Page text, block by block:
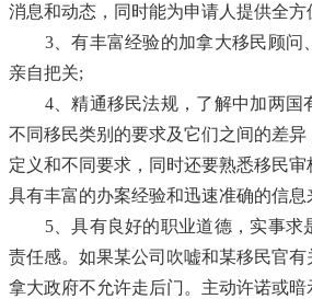
消息和动态，同时能为申请人提供全方
3、有丰富经验的加拿大移民顾问
亲自把关;
4、精通移民法规，了解中加两国
不同移民类别的要求及它们之间的差异
定义和不同要求，同时还要熟悉移民审
具有丰富的办案经验和迅速准确的信息
5、具有良好的职业道德，实事求
责任感。如果某公司吹嘘和某移民官
拿大政府不允许走后门。主动许诺或